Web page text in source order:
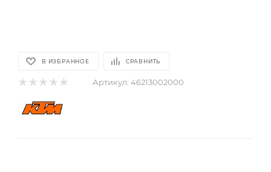
В ИЗБРАННОЕ СРАВНИТЬ
Артикул: 46213002000